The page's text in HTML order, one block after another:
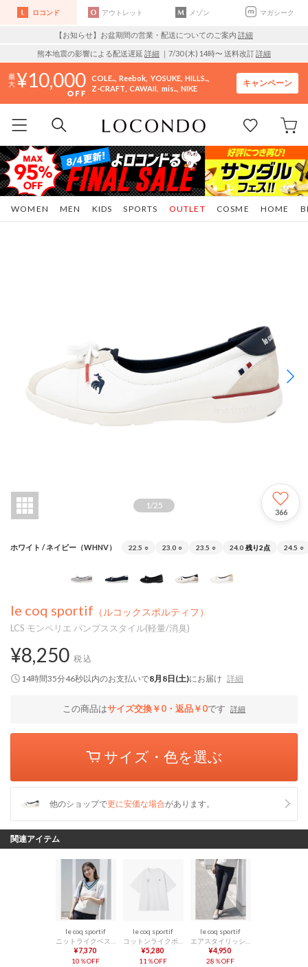
ロコンド アウトレット メゾン マガシーク
【お知らせ】お盆期間の営業・配送についてのご案内 詳細
熊本地震の影響による配送遅延 詳細 ｜7/30 (木) 14時〜 送料改訂詳細
10,000 COLE.. Reebok YOSUKE HILLS..
Z-CRAFT CAWAII mis.. NIKE
キャンペーン
WOMEN MEN KIDS SPORTS COSME HOME
OUTLET
1 /25
366
ホワイト / ネイビー（WHNV） 22.5 ○ 23.0 ○ 23.5 ○ 24.0 残り2点 24.5 ○
le coq sportif （ルコックスポルティフ）
LCS モンペリエ パンプススタイル(軽量/消臭)
¥8,250 税込
14時間35分45秒以内のお支払いで8月8日(土)にお届け 詳細
この商品はサイズ交換￥0・返品￥0です 詳細
サイズ・色を選ぶ
他のショップで更に安価な場合があります。
関連アイテム
le coq sportif
¥7,370
10％OFF
le coq sportif
¥5,280
11％OFF
le coq sportif
¥4,950
28％OFF